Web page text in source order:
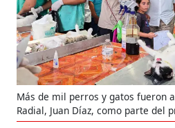
Más de mil perros y gatos fueron
Radial, Juan Díaz, como parte del